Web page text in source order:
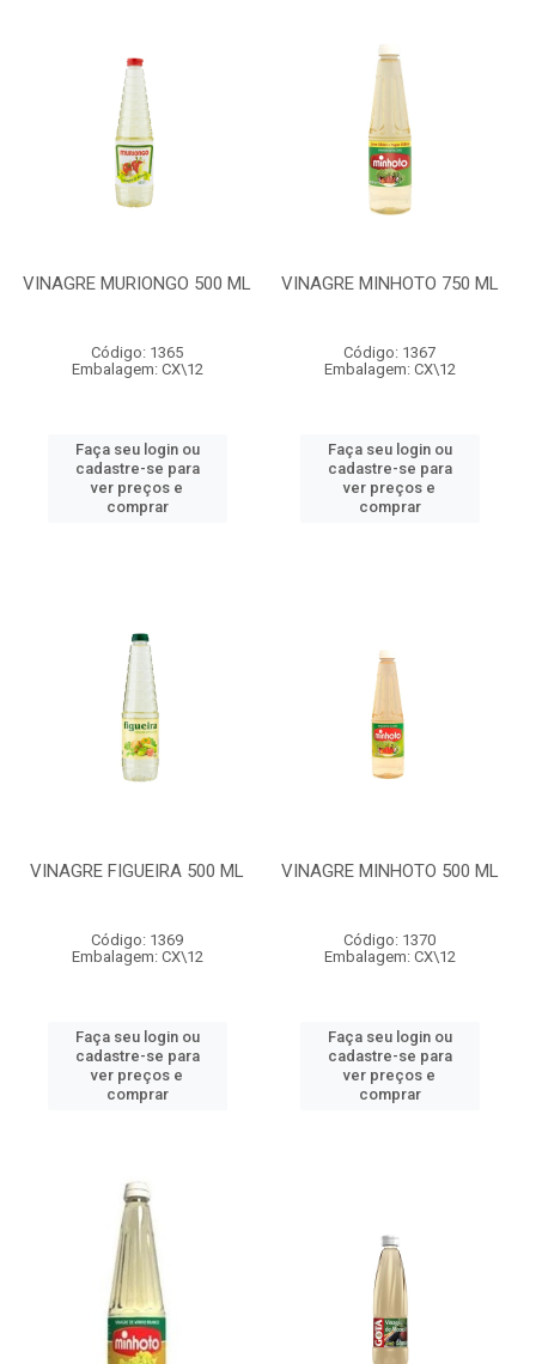
VINAGRE MURIONGO 500 ML
Código: 1365
Embalagem: CX\12
Faça seu login ou
cadastre-se para
ver preços e
comprar
VINAGRE MINHOTO 750 ML
Código: 1367
Embalagem: CX\12
Faça seu login ou
cadastre-se para
ver preços e
comprar
VINAGRE FIGUEIRA 500 ML
Código: 1369
Embalagem: CX\12
Faça seu login ou
cadastre-se para
ver preços e
comprar
VINAGRE MINHOTO 500 ML
Código: 1370
Embalagem: CX\12
Faça seu login ou
cadastre-se para
ver preços e
comprar